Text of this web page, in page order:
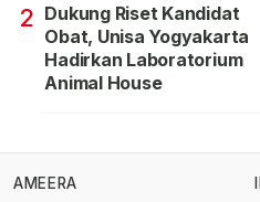
2 Dukung Riset Kandidat
Obat, Unisa Yogyakarta
Hadirkan Laboratorium
Animal House
AMEERA